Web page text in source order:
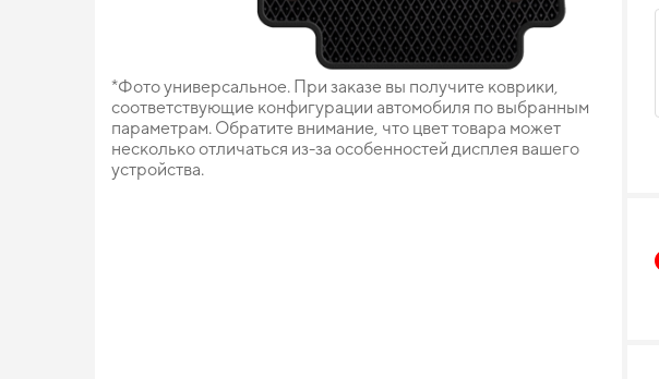
*Фото универсальное. При заказе вы получите коврики,
соответствующие конфигурации автомобиля по выбранным
параметрам. Обратите внимание, что цвет товара может
несколько отличаться из-за особенностей дисплея вашего
устройства.